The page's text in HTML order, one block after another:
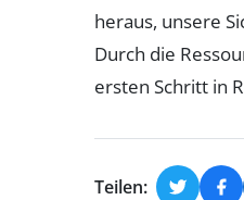
heraus, unsere
Durch die
ersten Schritt in
Teilen: